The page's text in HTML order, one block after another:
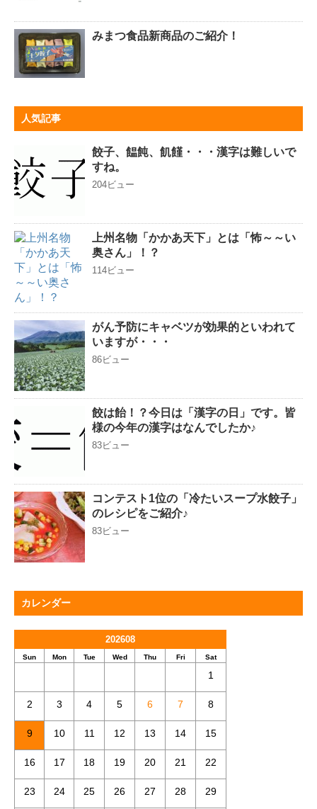
みまつ食品新商品のご紹介！
人気記事
餃子、饂飩、飢饉・・・漢字は難しいで
すね。
204ビュー
上州名物「かかあ天下」とは「怖～～い
奥さん」！？
114ビュー
がん予防にキャベツが効果的といわれて
いますが・・・
86ビュー
餃は飴！？今日は「漢字の日」です。皆
様の今年の漢字はなんでしたか♪
83ビュー
コンテスト1位の「冷たいスープ水餃子」
のレシピをご紹介♪
83ビュー
カレンダー
202608
Sun Mon Tue Wed Thu Fri Sat
1
2 3 4 5 6 7 8
9 10 11 12 13 14 15
16 17 18 19 20 21 22
23 24 25 26 27 28 29